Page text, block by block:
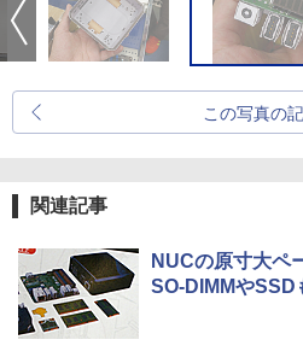
この写真の
関連記事
NUCの原寸大ペ
SO-DIMMやSSD